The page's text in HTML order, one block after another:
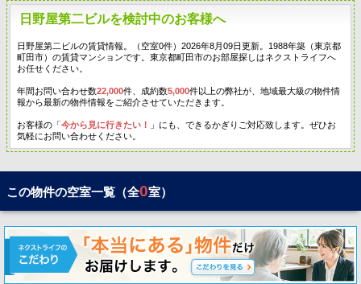
日野屋第二ビルを検討中のお客様へ
日野屋第二ビルの賃貸情報。（空室0件）2026年8月09日更新。1988年築（東京都
町田市）の賃貸マンションです。東京都町田市のお部屋探しはネクストライフへ
お任せください。
年間お問い合わせ数22,000件、成約数5,000件以上の弊社が、地域最大級の物件情
報から最新の物件情報をご紹介させていただきます。
お客様の「今から見に行きたい！
」にも、できるかぎりご対応致します。ぜひお
気軽にお問い合わせください。
この物件の空室一覧（全0室）